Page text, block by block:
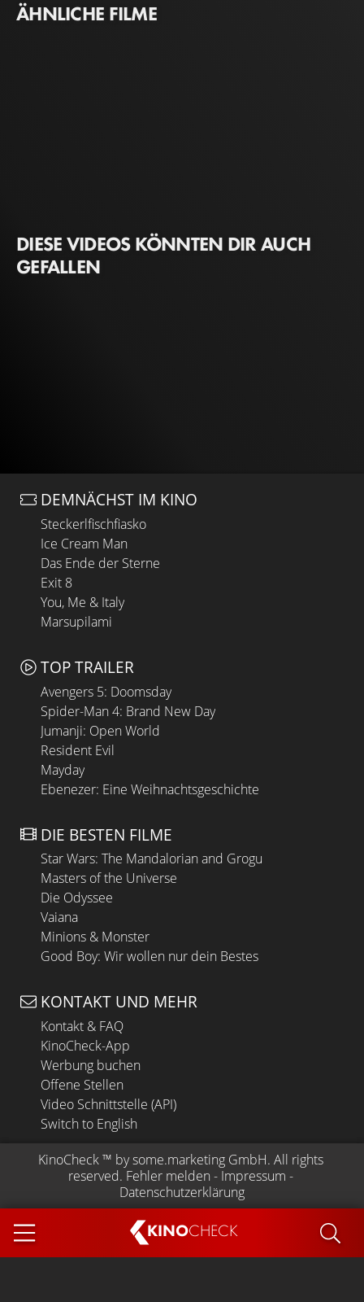
KINOCHECK
ÄHNLICHE FILME
DIESE VIDEOS KÖNNTEN DIR AUCH
GEFALLEN
DEMNÄCHST IM KINO
Steckerlfischfiasko
Ice Cream Man
Das Ende der Sterne
Exit 8
You, Me & Italy
Marsupilami
TOP TRAILER
Avengers 5: Doomsday
Spider-Man 4: Brand New Day
Jumanji: Open World
Resident Evil
Mayday
Ebenezer: Eine Weihnachtsgeschichte
DIE BESTEN FILME
Star Wars: The Mandalorian and Grogu
Masters of the Universe
Die Odyssee
Vaiana
Minions & Monster
Good Boy: Wir wollen nur dein Bestes
KONTAKT UND MEHR
Kontakt & FAQ
KinoCheck-App
Werbung buchen
Offene Stellen
Video Schnittstelle (API)
Switch to English
KinoCheck ™ by some.marketing GmbH. All rights
reserved. Fehler melden - Impressum -
Datenschutzerklärung